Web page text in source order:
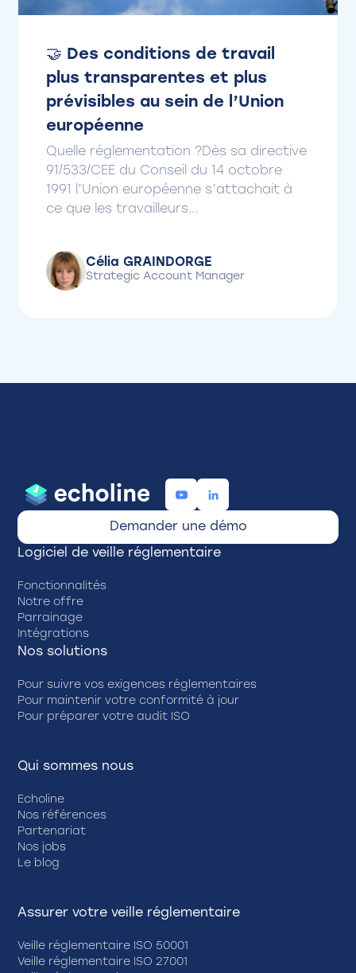
🤝 Des conditions de travail
plus transparentes et plus
prévisibles au sein de l’Union
européenne
Quelle réglementation ?Dès sa directive
91/533/CEE du Conseil du 14 octobre
1991 l’Union européenne s’attachait à
ce que les travailleurs...
Célia GRAINDORGE
Strategic Account Manager
Demander une démo
Logiciel de veille réglementaire
Fonctionnalités
Notre offre
Parrainage
Intégrations
Nos solutions
Pour suivre vos exigences réglementaires
Pour maintenir votre conformité à jour
Pour préparer votre audit ISO
Qui sommes nous
Echoline
Nos références
Partenariat
Nos jobs
Le blog
Assurer votre veille réglementaire
Veille réglementaire ISO 50001
Veille réglementaire ISO 27001